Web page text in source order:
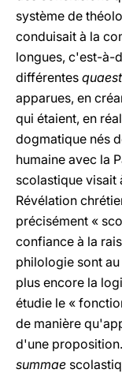
système de
conduisait à la
longues, c'est-à-
différentes
apparues, en
qui étaient, en
dogmatique nés
humaine avec la
scolastique visait
Révélation
précisément «
confiance à la
philologie sont
plus encore la
étudie le «
de manière
d'une
summae